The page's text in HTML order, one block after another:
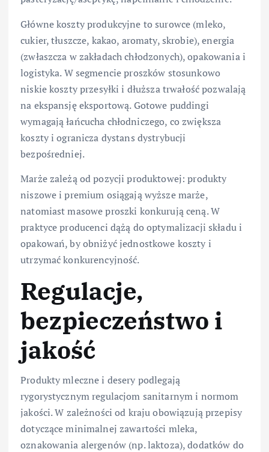
Główne koszty produkcyjne to surowce (mleko,
cukier, tłuszcze, kakao, aromaty, skrobie), energia
(zwłaszcza w zakładach chłodzonych), opakowania i
logistyka. W segmencie proszków stosunkowo
niskie koszty przesyłki i dłuższa trwałość pozwalają
na ekspansję eksportową. Gotowe puddingi
wymagają łańcucha chłodniczego, co zwiększa
koszty i ogranicza dystans dystrybucji
bezpośredniej.
Marże zależą od pozycji produktowej: produkty
niszowe i premium osiągają wyższe marże,
natomiast masowe proszki konkurują ceną. W
praktyce producenci dążą do optymalizacji składu i
opakowań, by obniżyć jednostkowe koszty i
utrzymać konkurencyjność.
Regulacje,
bezpieczeństwo i
jakość
Produkty mleczne i desery podlegają
rygorystycznym regulacjom sanitarnym i normom
jakości. W zależności od kraju obowiązują przepisy
dotyczące minimalnej zawartości mleka,
oznakowania alergenów (np. laktoza), dodatków do